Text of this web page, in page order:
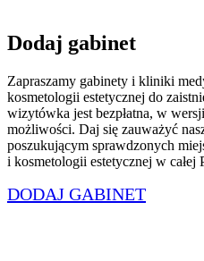
Dodaj gabinet
Zapraszamy gabinety i kliniki
kosmetologii estetycznej do
wizytówka jest bezpłatna, w
możliwości. Daj się zauważyć
poszukującym sprawdzonych
i kosmetologii estetycznej w całej
DODAJ GABINET